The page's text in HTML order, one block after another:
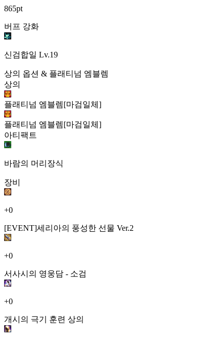
865pt
버프 강화
신검합일 Lv.19
상의 옵션 & 플래티넘 엠블렘
상의
플래티넘 엠블렘[마검일체]
플래티넘 엠블렘[마검일체]
아티팩트
바람의 머리장식
장비
+0
[EVENT]세리아의 풍성한 선물 Ver.2
+0
서사시의 영웅담 - 소검
+0
개시의 극기 훈련 상의